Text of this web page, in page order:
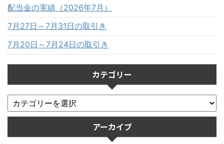
配当金の実績（2026年7月）
7月27日～7月31日の取引き
7月20日～7月24日の取引き
カテゴリー
アーカイブ